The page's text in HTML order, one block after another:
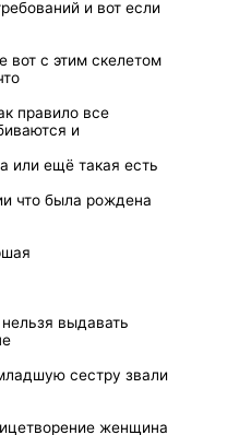
и вот если
вот с этим скелетом
правило все
и
или ещё такая есть
что была рождена
выдавать
сестру звали
женщина